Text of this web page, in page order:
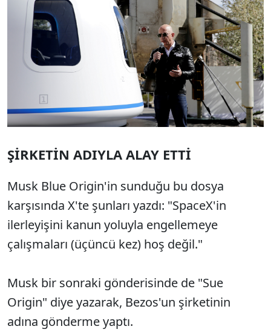
ŞİRKETİN ADIYLA ALAY ETTİ
Musk Blue Origin'in sunduğu bu dosya
karşısında X'te şunları yazdı: "SpaceX'in
ilerleyişini kanun yoluyla engellemeye
çalışmaları (üçüncü kez) hoş değil."
Musk bir sonraki gönderisinde de "Sue
Origin" diye yazarak, Bezos'un şirketinin
adına gönderme yaptı.